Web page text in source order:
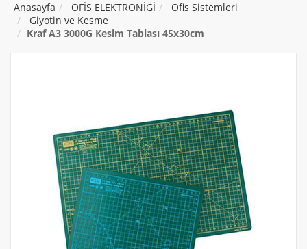
Anasayfa OFİS ELEKTRONİĞİ
Ofis Sistemleri
Giyotin ve Kesme
Kraf A3 3000G Kesim Tablası 45x30cm